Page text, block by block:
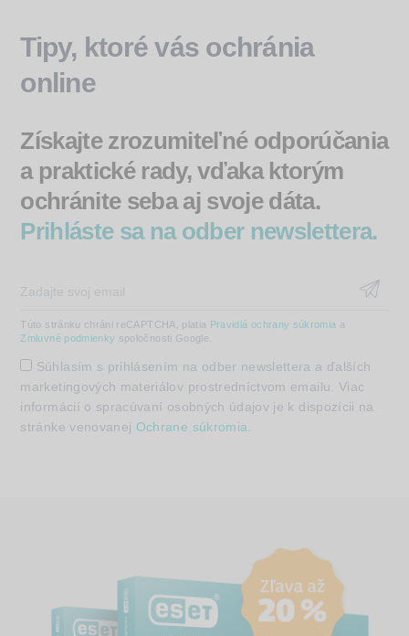
Tipy, ktoré vás ochránia
online
Získajte zrozumiteľné odporúčania
a praktické rady, vďaka ktorým
ochránite seba aj svoje dáta.
Prihláste sa na odber newslettera.
Túto stránku chráni reCAPTCHA, platia Pravidlá ochrany súkromia a
Zmluvné podmienky spoločnosti Google.
Súhlasím s prihlásením na odber newslettera a ďalších
marketingových materiálov prostredníctvom emailu. Viac
informácií o spracúvaní osobných údajov je k dispozícii na
stránke venovanej Ochrane súkromia